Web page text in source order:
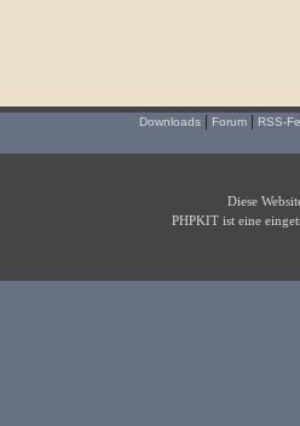
Downloads Forum RSS-
Diese
PHPKIT ist eine